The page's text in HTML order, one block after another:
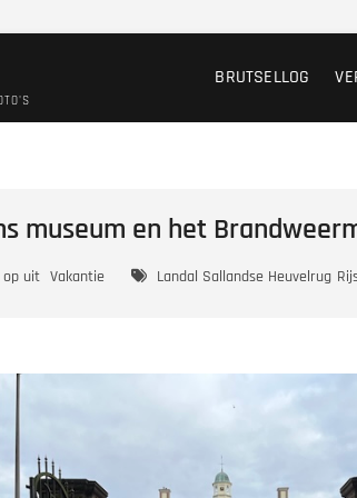
BRUTSELLOG
museum en het
op uit Vakantie Landal Sallandse Heuvelrug